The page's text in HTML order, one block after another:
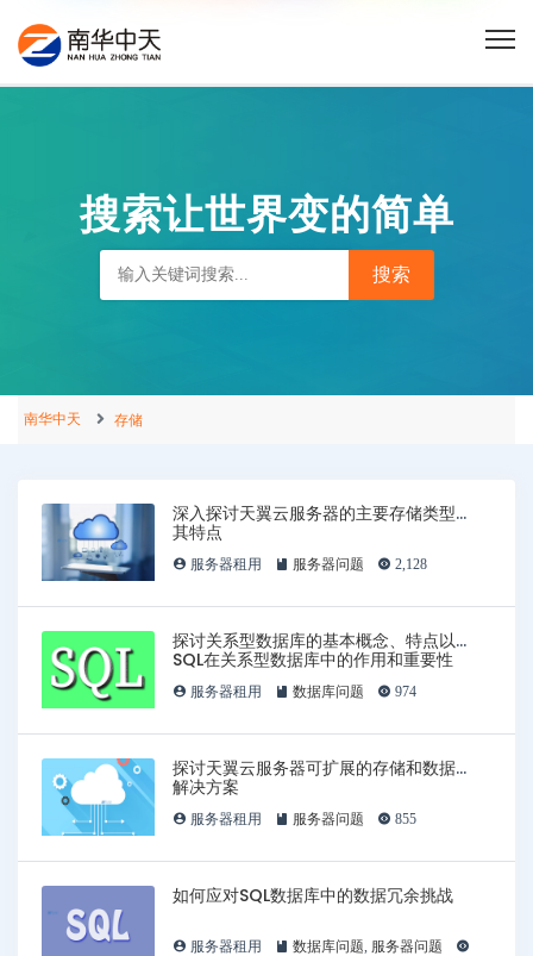
搜索让世界变的简单
南华中天 存储
深入探讨天翼云服务器的主要存储类型及
其特点
服务器租用 服务器问题 2,128
探讨关系型数据库的基本概念、特点以及
SQL在关系型数据库中的作用和重要性
服务器租用 数据库问题 974
探讨天翼云服务器可扩展的存储和数据库
解决方案
服务器租用 服务器问题 855
如何应对SQL数据库中的数据冗余挑战
服务器租用 数据库问题, 服务器问题